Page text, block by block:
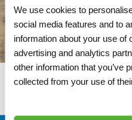
We use cookies to
social media features and to
information about your use of
advertising and analytics
other information that you’ve
collected from your use of
Wij